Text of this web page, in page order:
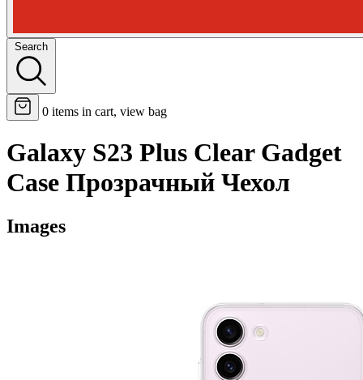
Search
0 items in cart, view bag
Galaxy S23 Plus Clear Gadget
Case Прозрачный Чехол
Images